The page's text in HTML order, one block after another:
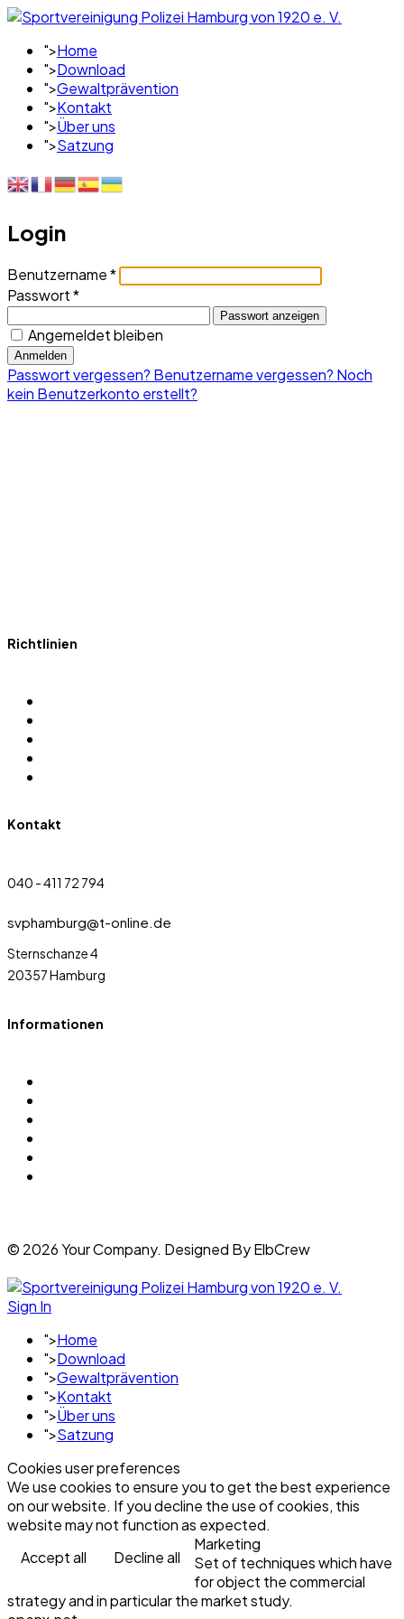
">Home
">Download
">Gewaltprävention
">Kontakt
">Über uns
">Satzung
Login
Benutzername*
Passwort*
Passwort anzeigen
Angemeldet bleiben
Anmelden
Passwort vergessen? Benutzername vergessen? Noch
kein Benutzerkonto erstellt?
Richtlinien
Kontakt
040 - 411 72 794
svphamburg@t-online.de
Sternschanze 4
20357 Hamburg
Informationen
© 2026 Your Company. Designed By ElbCrew
Sign In
">Home
">Download
">Gewaltprävention
">Kontakt
">Über uns
">Satzung
Cookies user preferences
We use cookies to ensure you to get the best experience
on our website. If you decline the use of cookies, this
website may not function as expected.
Accept all
Decline all
Marketing
Set of techniques which have
for object the commercial
strategy and in particular the market study.